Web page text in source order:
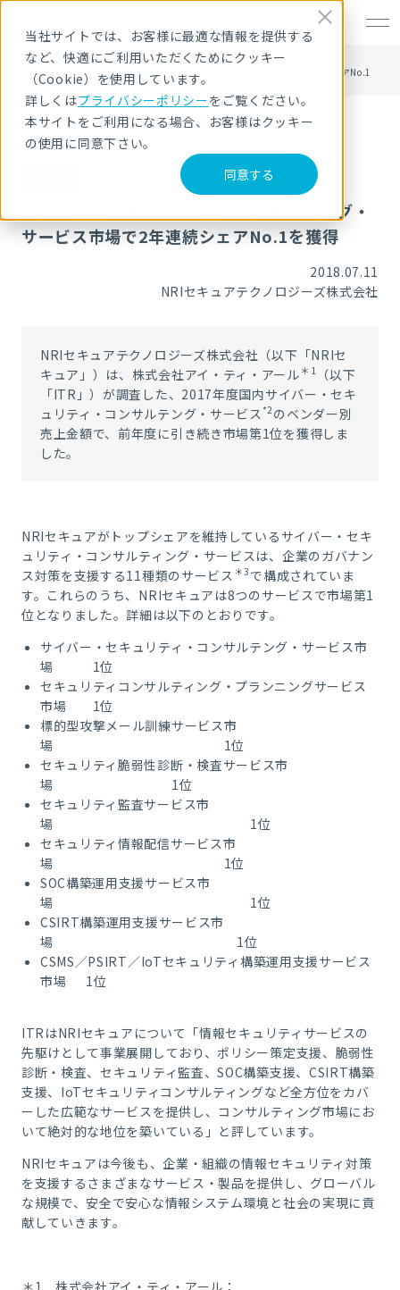
当社サイトでは、お客様に最適な情報を提供する
など、快適にご利用いただくためにクッキー
（Cookie）を使用しています。
詳しくはプライバシーポリシーをご覧ください。
本サイトをご利用になる場合、お客様はクッキー
の使用に同意下さい。
同意する
HOME
ニュース・トピックス
サイバー・セキュリティ・コンサルティング・サービス市場で2年連続シェアNo.1
を獲得
サイバー・セキュリティ・コンサルティング・
サービス市場で2年連続シェアNo.1を獲得
2018.07.11
NRIセキュアテクノロジーズ株式会社
NRIセキュアテクノロジーズ株式会社（以下「NRIセ
キュア」）は、株式会社アイ・ティ・アール ＊1
（以下
「ITR」）が調査した、2017年度国内サイバー・セキ
ュリティ・コンサルテング・サービス *2のベンダー別
売上金額で、前年度に引き続き市場第1位を獲得しま
した。
NRIセキュアがトップシェアを維持しているサイバー・セキ
ュリティ・コンサルティング・サービスは、企業のガバナン
ス対策を支援する11種類のサービス ＊3 で構成されていま
す。これらのうち、NRIセキュアは8つのサービスで市場第1
位となりました。詳細は以下のとおりです。
サイバー・セキュリティ・コンサルテング・サービス市
場 1位
セキュリティコンサルティング・プランニングサービス
市場 1位
標的型攻撃メール訓練サービス市
場 1位
セキュリティ脆弱性診断・検査サービス市
場 1位
セキュリティ監査サービス市
場 1位
セキュリティ情報配信サービス市
場 1位
SOC構築運用支援サービス市
場 1位
CSIRT構築運用支援サービス市
場 1位
CSMS／PSIRT／IoTセキュリティ構築運用支援サービス
市場 1位
ITRはNRIセキュアについて「情報セキュリティサービスの
先駆けとして事業展開しており、ポリシー策定支援、脆弱性
診断・検査、セキュリティ監査、SOC構築支援、CSIRT構築
支援、IoTセキュリティコンサルティングなど全方位をカバ
ーした広範なサービスを提供し、コンサルティング市場にお
いて絶対的な地位を築いている」と評しています。
NRIセキュアは今後も、企業・組織の情報セキュリティ対策
を支援するさまざまなサービス・製品を提供し、グローバル
な規模で、安全で安心な情報システム環境と社会の実現に貢
献していきます。
＊1 株式会社アイ・ティ・アール：